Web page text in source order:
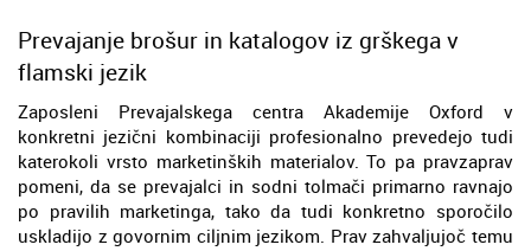
Prevajanje brošur in katalogov iz grškega v
flamski jezik
Zaposleni Prevajalskega centra Akademije Oxford v
konkretni jezični kombinaciji profesionalno prevedejo tudi
katerokoli vrsto marketinških materialov. To pa pravzaprav
pomeni, da se prevajalci in sodni tolmači primarno ravnajo
po pravilih marketinga, tako da tudi konkretno sporočilo
uskladijo z govornim ciljnim jezikom. Prav zahvaljujoč temu